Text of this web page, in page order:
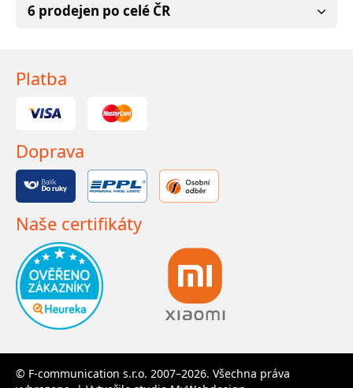
6 prodejen po celé ČR
Platba
Doprava
Naše certifikáty
© F-communication s.r.o. 2007–2026. Všechna práva